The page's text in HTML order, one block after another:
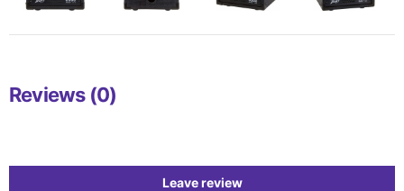
Reviews (0)
Leave review